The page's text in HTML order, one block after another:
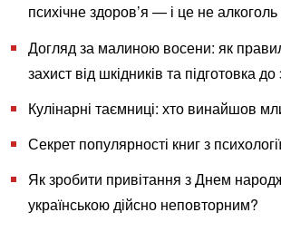
психічне здоров’я — і це не алкоголь
Догляд за малиною восени: як
захист від шкідників та підготовка
Кулінарні таємниці: хто винайшов
Секрет популярності книг з
Як зробити привітання з Днем
українською дійсно неповторним?